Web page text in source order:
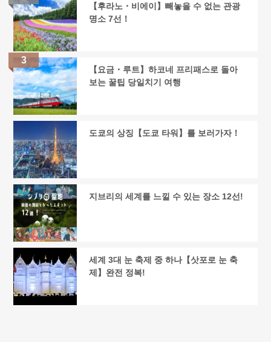
【후라노・비에이】빼놓을 수 없는 관광
명소 7선！
【요금・루트】하코네 프리패스로 돌아
보는 꿀팁 당일치기 여행
도쿄의 상징【도쿄 타워】를 보러가자！
지브리의 세계를 느낄 수 있는 장소 12선!
세계 3대 눈 축제 중 하나【삿포로 눈 축
제】완전 정복!